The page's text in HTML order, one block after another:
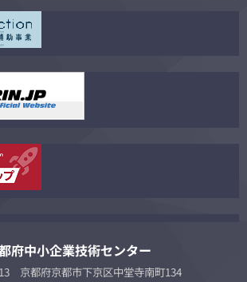
府中小企業技術センター
京都府京都市下京区中堂寺南町134